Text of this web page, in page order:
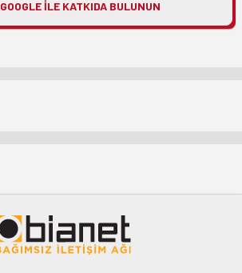
GOOGLE ILE KATKIDA BULUNUN